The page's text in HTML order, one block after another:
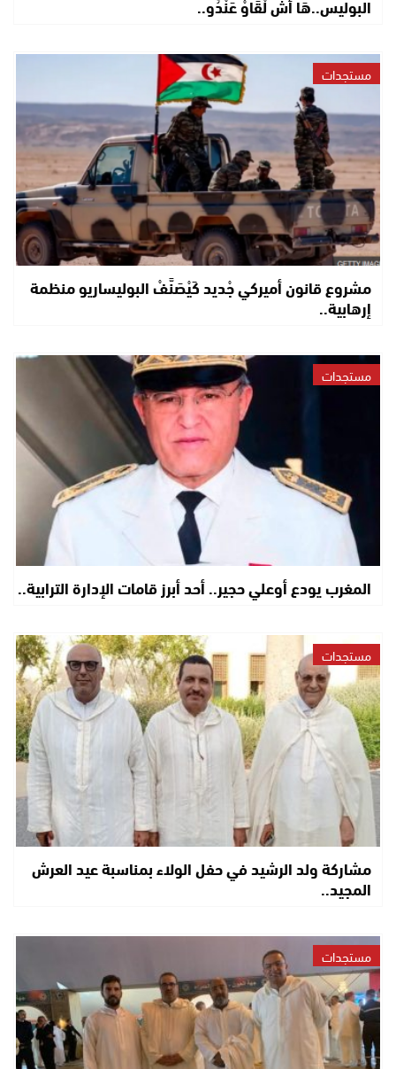
البوليس..هَا أشْ لْقَاوْ عَنْدُو..
مستجدات
مشروع قانون أميركي جْديد كَيْصَنَّفْ البوليساريو منظمة
إرهابية..
مستجدات
المغرب يودع أوعلي حجير.. أحد أبرز قامات الإدارة الترابية..
مستجدات
مشاركة ولد الرشيد في حفل الولاء بمناسبة عيد العرش
المجيد..
مستجدات